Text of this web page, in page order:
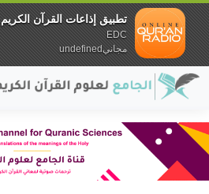
تطبيق إذاعات القرآن الكريم
EDC
مجانيundefined